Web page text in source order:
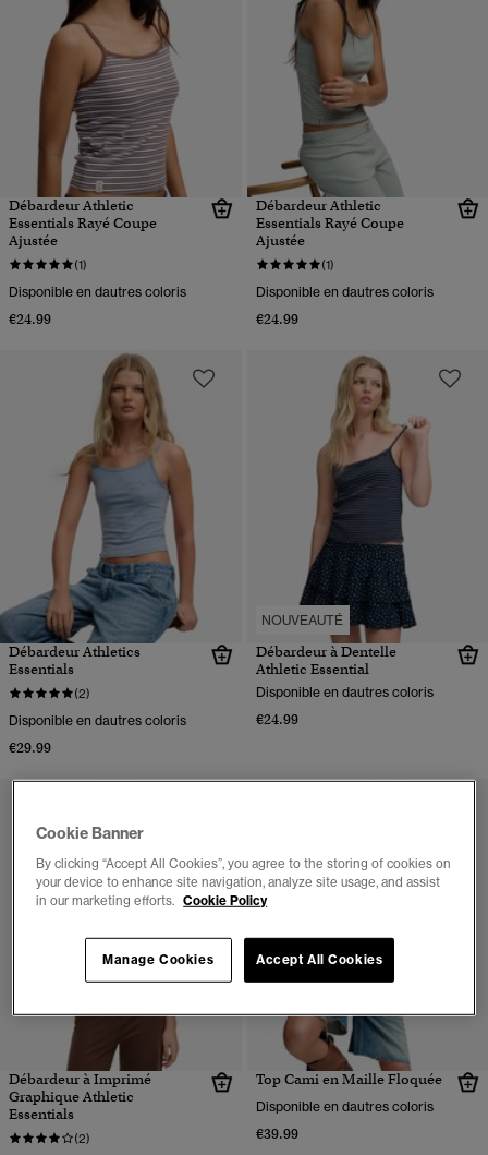
Débardeur Athletic
Essentials Rayé Coupe
Ajustée
(1)
Disponible en dautres coloris
€24.99
Débardeur Athletic
Essentials Rayé Coupe
Ajustée
(1)
Disponible en dautres coloris
€24.99
Débardeur Athletics
Essentials
(2)
Disponible en dautres coloris
€29.99
NOUVEAUTÉ
Débardeur à Dentelle
Athletic Essential
Disponible en dautres coloris
€24.99
Débardeur à Imprimé
Graphique Athletic
Essentials
(2)
Top Cami en Maille Floquée
Disponible en dautres coloris
€39.99
Cookie Banner
By clicking “Accept All Cookies”, you agree to the storing of cookies on
your device to enhance site navigation, analyze site usage, and assist
in our marketing efforts. Cookie Policy
Accept All Cookies
Manage Cookies